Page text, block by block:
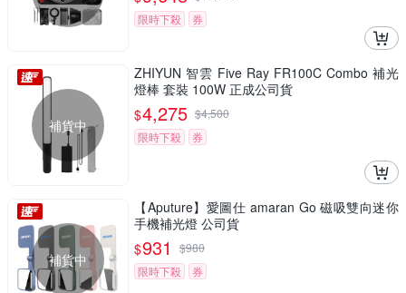
限時下殺
券
補貨中
ZHIYUN 智雲 Five Ray FR100C Combo 補光
燈棒 套裝 100W 正成公司貨
$4,275 $4,500
限時下殺
券
補貨中
【Aputure】愛圖仕 amaran Go 磁吸雙向迷你
手機補光燈 公司貨
$931 $980
限時下殺
券